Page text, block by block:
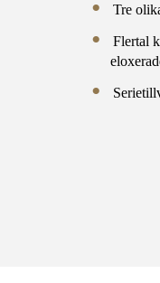
Tre
Flertal